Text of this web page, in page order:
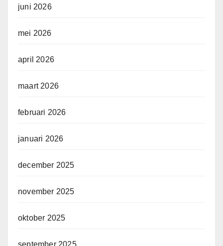
juni 2026
mei 2026
april 2026
maart 2026
februari 2026
januari 2026
december 2025
november 2025
oktober 2025